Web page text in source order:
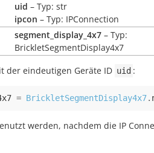
uid – Typ: str
ipcon – Typ: IPConnection
segment_display_4x7 – Typ:
BrickletSegmentDisplay4x7
der eindeutigen Geräte ID uid :
= BrickletSegmentDisplay4x7.
werden, nachdem die IP